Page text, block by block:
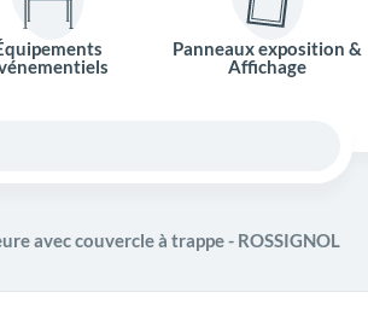
Panneaux exposition &
Affichage
avec couvercle à trappe - ROSSIGNOL